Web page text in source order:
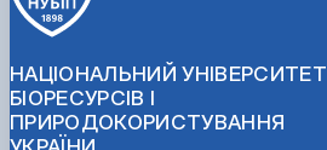
НАЦІОНАЛЬНИЙ УНІВЕРСИТЕТ
БІОРЕСУРСІВ І
ПРИРОДОКОРИСТУВАННЯ